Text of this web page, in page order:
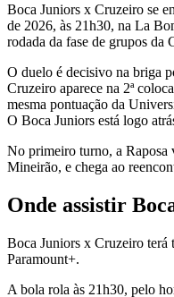
Boca Juniors x Cruzeiro se
de 2026, às 21h30, na La
rodada da fase de grupos da
O duelo é decisivo na briga
Cruzeiro aparece na 2ª
mesma pontuação da
O Boca Juniors está logo
No primeiro turno, a Raposa
Mineirão, e chega ao
Onde assistir
Boca Juniors x Cruzeiro terá
Paramount+.
A bola rola às 21h30, pelo